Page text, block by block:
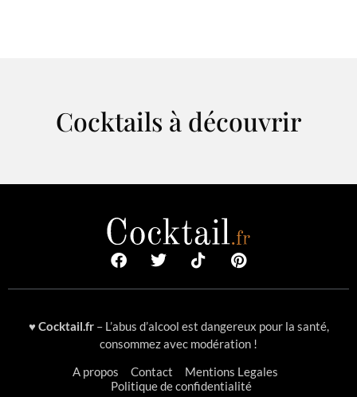
Cocktails à découvrir
♥ Cocktail.fr– L’abus d’alcool est dangereux pour la santé,
consommez avec modération !
A propos
Contact
Mentions Legales
Politique de confidentialité